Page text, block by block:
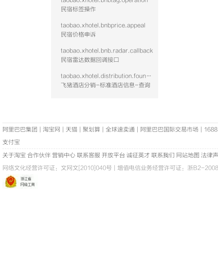
民宿标签操作
taobao.xhotel.bnbprice.appeal
民宿价格申诉
taobao.xhotel.bnb.radar.callback
民宿雷达数据回调接口
taobao.xhotel.distribution.foundation.hotel.query
飞猪酒店分销-标准酒店信息-查询
阿里巴巴集团 淘宝网 天猫 聚划算 全球速卖通 阿里巴巴国际交易市场
1688
支付宝
关于淘宝 合作伙伴 营销中心 联系客服 开放平台 诚征英才 联系我们 网站地图 法律
网络文化经营许可证： 文网文[2010]040号 增值电信业务经营许可证：浙B2-